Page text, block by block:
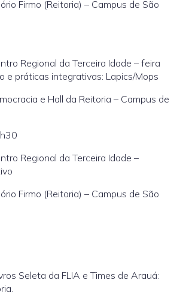
Firmo (Reitoria) – Campus de São
Regional da Terceira Idade – feira
e práticas integrativas: Lapics/Mops
e Hall da Reitoria – Campus de
Regional da Terceira Idade –
Firmo (Reitoria) – Campus de São
Seleta da FLIA e Times de Arauá: